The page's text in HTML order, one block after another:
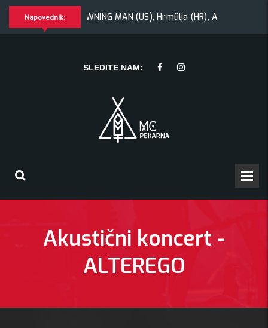
Napovednik:
Morywa
YAWNING MAN (US), Hrmülja (HR), A Gram trip
(HR), A Gram trip (HR)
SLEDITE NAM:
Akustični koncert -
ALTEREGO